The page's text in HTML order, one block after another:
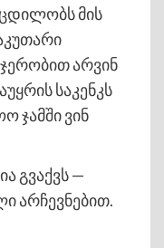
მის
არვინ
საკენკს
ჯამში ვინ
გვაქვს —
არჩევნებით.